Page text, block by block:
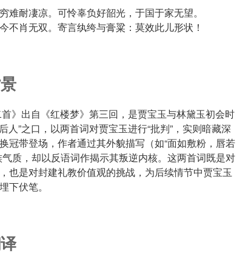
难耐凄凉。可怜辜负好韶光，于国于家无望。
不肖无双。寄言纨绔与膏粱：莫效此儿形状！
首》出自《红楼梦》第三回，是贾宝玉与林黛玉初会时
人”之口，以两首词对贾宝玉进行“批判”，实则暗藏深
冠带登场，作者通过其外貌描写（如“面如敷粉，唇若
质，却以反语词作揭示其叛逆内核。这两首词既是对
也是对封建礼教价值观的挑战，为后续情节中贾宝玉
下伏笔。